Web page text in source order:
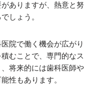
ありますが、熱意と努
しょう。
院で働く機会が広がり
むことで、専門的なス
将来的には歯科医師や
性もあります。